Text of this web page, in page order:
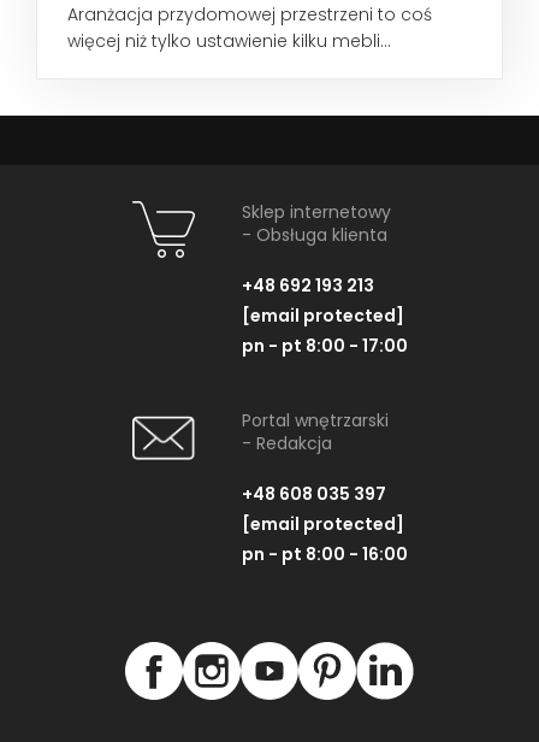
Aranżacja przydomowej przestrzeni to coś
więcej niż tylko ustawienie kilku mebli...
Sklep internetowy
- Obsługa klienta
+48 692 193 213
[email protected]
pn - pt 8:00 - 17:00
Portal wnętrzarski
- Redakcja
+48 608 035 397
[email protected]
pn - pt 8:00 - 16:00